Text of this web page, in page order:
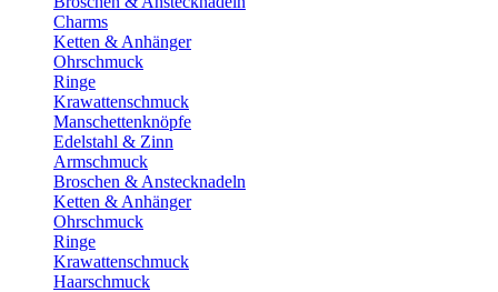
Charms
Ketten & Anhänger
Ohrschmuck
Ringe
Krawattenschmuck
Manschettenknöpfe
Edelstahl & Zinn
Armschmuck
Broschen & Anstecknadeln
Ketten & Anhänger
Ohrschmuck
Ringe
Krawattenschmuck
Haarschmuck